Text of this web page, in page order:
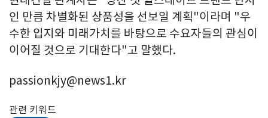
인 만큼 차별화된 상품성을 선보일 계획"이라며 "우
수한 입지와 미래가치를 바탕으로 수요자들의 관심이
이어질 것으로 기대한다"고 말했다.
passionkjy@news1.kr
관련 키워드